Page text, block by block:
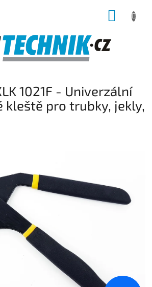
1021F - Univerzální
kleště pro trubky, jekly,